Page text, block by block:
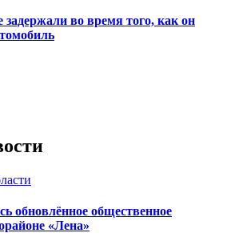
во время того, как он
обновлённое общественное
«Лена»